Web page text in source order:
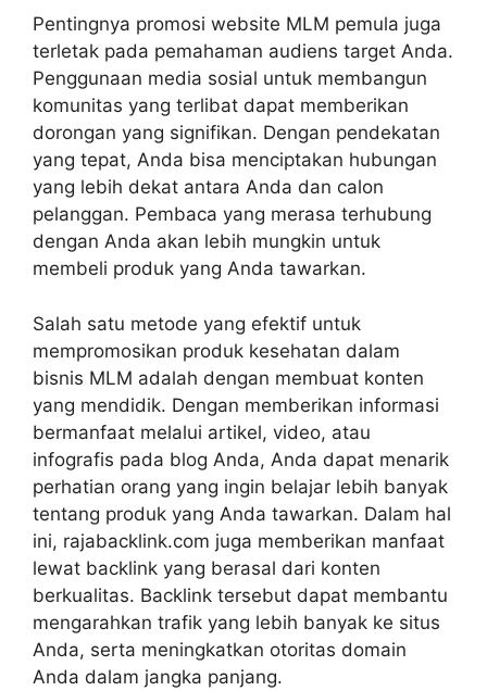
Pentingnya promosi website MLM pemula juga
terletak pada pemahaman audiens target Anda.
Penggunaan media sosial untuk membangun
komunitas yang terlibat dapat memberikan
dorongan yang signifikan. Dengan pendekatan
yang tepat, Anda bisa menciptakan hubungan
yang lebih dekat antara Anda dan calon
pelanggan. Pembaca yang merasa terhubung
dengan Anda akan lebih mungkin untuk
membeli produk yang Anda tawarkan.
Salah satu metode yang efektif untuk
mempromosikan produk kesehatan dalam
bisnis MLM adalah dengan membuat konten
yang mendidik. Dengan memberikan informasi
bermanfaat melalui artikel, video, atau
infografis pada blog Anda, Anda dapat menarik
perhatian orang yang ingin belajar lebih banyak
tentang produk yang Anda tawarkan. Dalam hal
ini, rajabacklink.com juga memberikan manfaat
lewat backlink yang berasal dari konten
berkualitas. Backlink tersebut dapat membantu
mengarahkan trafik yang lebih banyak ke situs
Anda, serta meningkatkan otoritas domain
Anda dalam jangka panjang.